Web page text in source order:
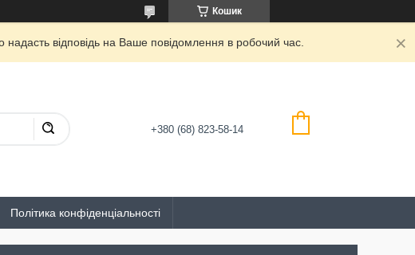
Кошик
відповідь на Ваше повідомлення в робочий час.
+380 (68) 823-58-14
Політика конфіденціальності